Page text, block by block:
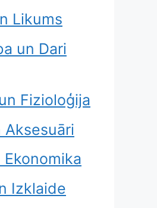
Likums
un Dari
Fizioloģija
Aksesuāri
Izklaide